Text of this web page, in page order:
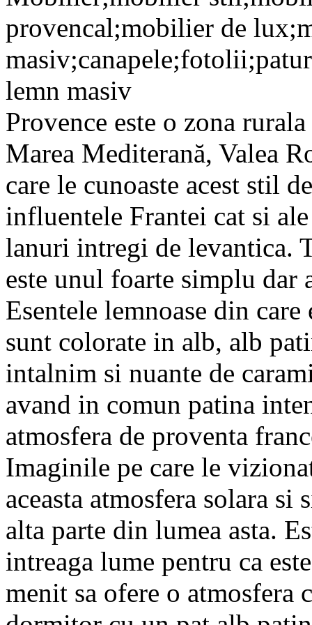
provencal;mobilier de
lemn masiv
Provence este o zona
Marea Mediterană, Valea
care le cunoaste acest stil
influentele Frantei cat si
lanuri intregi de levantica.
este unul foarte simplu dar
Esentele lemnoase din
sunt colorate in alb, alb
intalnim si nuante de
avand in comun patina
atmosfera de proventa
Imaginile pe care le
aceasta atmosfera solara
alta parte din lumea asta.
intreaga lume pentru ca
menit sa ofere o atmosfera